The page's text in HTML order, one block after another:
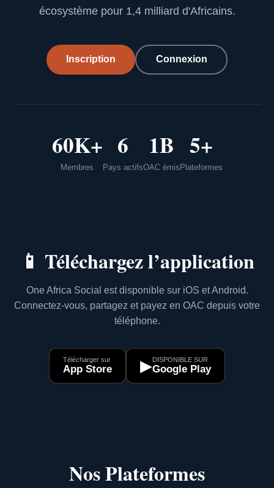
écosystème pour 1,4 milliard d'Africains.
Inscription Connexion
60K+
Membres
6
Pays actifs
1B
OAC émis
5+
Plateformes
📱 Téléchargez l’application
One Africa Social est disponible sur iOS et Android.
Connectez-vous, partagez et payez en OAC depuis votre
téléphone.
Télécharger sur
App Store ▶DISPONIBLE SUR
Google Play
Nos Plateformes